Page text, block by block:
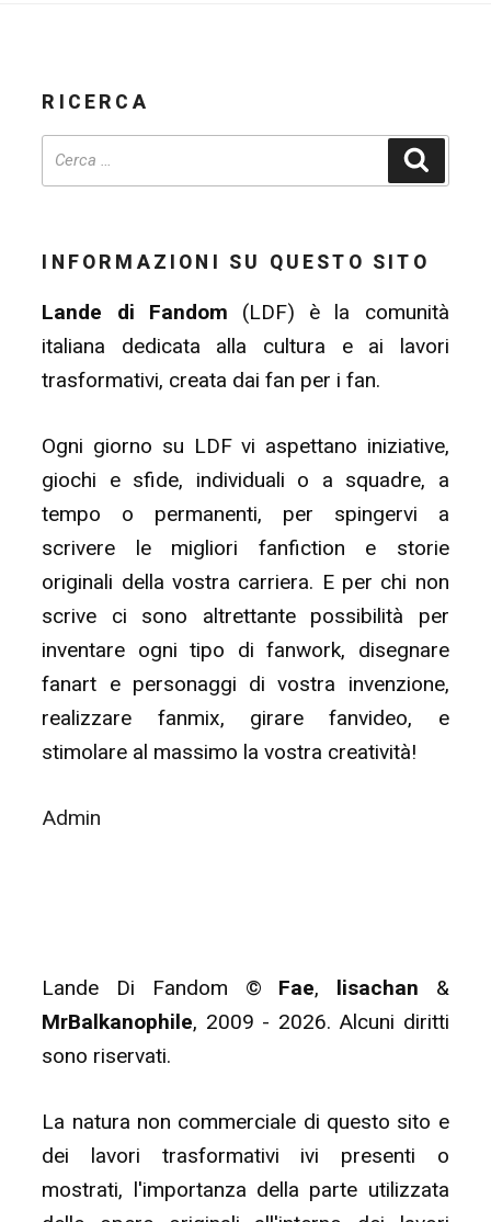
RICERCA
INFORMAZIONI SU QUESTO SITO
Lande di Fandom (LDF) è la comunità
italiana dedicata alla cultura e ai lavori
trasformativi, creata dai fan per i fan.
Ogni giorno su LDF vi aspettano iniziative,
giochi e sfide, individuali o a squadre, a
tempo o permanenti, per spingervi a
scrivere le migliori fanfiction e storie
originali della vostra carriera. E per chi non
scrive ci sono altrettante possibilità per
inventare ogni tipo di fanwork, disegnare
fanart e personaggi di vostra invenzione,
realizzare fanmix, girare fanvideo, e
stimolare al massimo la vostra creatività!
Admin
Lande Di Fandom © Fae, lisachan &
MrBalkanophile, 2009 - 2026. Alcuni diritti
sono riservati.
La natura non commerciale di questo sito e
dei lavori trasformativi ivi presenti o
mostrati, l'importanza della parte utilizzata